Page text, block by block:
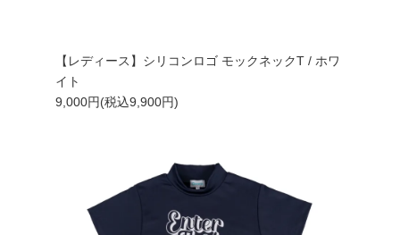
【レディース】シリコンロゴ モックネックT / ホワ
イト
9,000円(税込9,900円)